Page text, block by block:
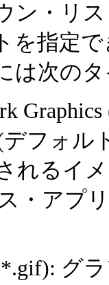
ン・リ
を指定
は次の
フォル
れるイ
・アプ
グ